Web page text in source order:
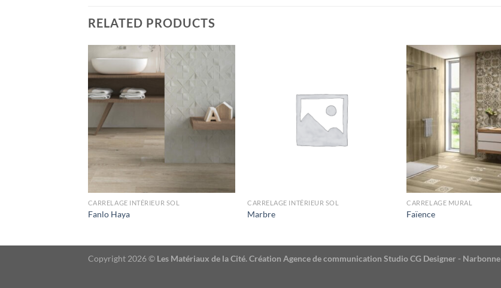
RELATED PRODUCTS
CARRELAGE INTÉRIEUR SOL
Fanlo Haya
CARRELAGE INTÉRIEUR SOL
Marbre
CARRELAGE MURAL
Faïence
Copyright 2026 © Les Matériaux de la Cité. Création Agence de communication Studio CG Designer - Narbonne